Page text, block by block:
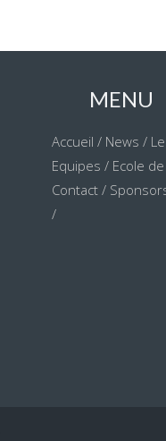
MENU
Accueil / News /
Equipes / Ecole
Contact /
/